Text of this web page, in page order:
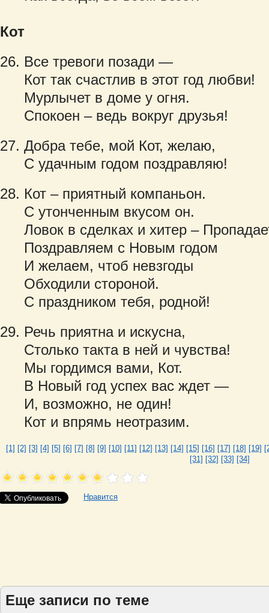
Кот
Все тревоги позади —
Кот так счастлив в этот год любви!
Мурлычет в доме у огня.
Спокоен – ведь вокруг друзья!
Добра тебе, мой Кот, желаю,
С удачным годом поздравляю!
Кот – приятный компаньон.
С утонченным вкусом он.
Ловок в сделках и хитер –
Поздравляем с Новым годом
И желаем, чтоб невзгоды
Обходили стороной.
С праздником тебя, родной!
Речь приятна и искусна,
Столько такта в ней и чувства!
Мы гордимся вами, Кот.
В Новый год успех вас ждет —
И, возможно, не один!
Кот и впрямь неотразим.
[1] [2] [3] [4] [5] [6] [7] [8] [9] [10] [11] [12] [13] [14] [15] [16] [17] [18] [19]
[31] [32] [33] [34]
Нравится
Еще записи по теме